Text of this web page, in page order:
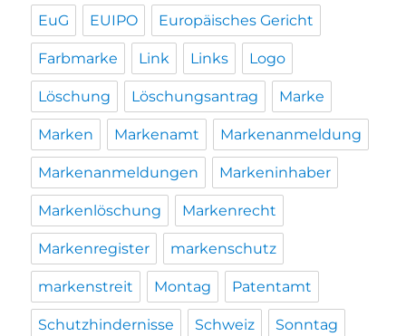
EuG EUIPO Europäisches Gericht
Farbmarke Link Links Logo
Löschung Löschungsantrag Marke
Marken Markenamt Markenanmeldung
Markenanmeldungen Markeninhaber
Markenlöschung Markenrecht
Markenregister markenschutz
markenstreit Montag Patentamt
Schutzhindernisse Schweiz Sonntag